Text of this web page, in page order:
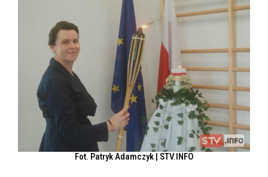
Fot. Patryk Adamczyk | STV.INFO